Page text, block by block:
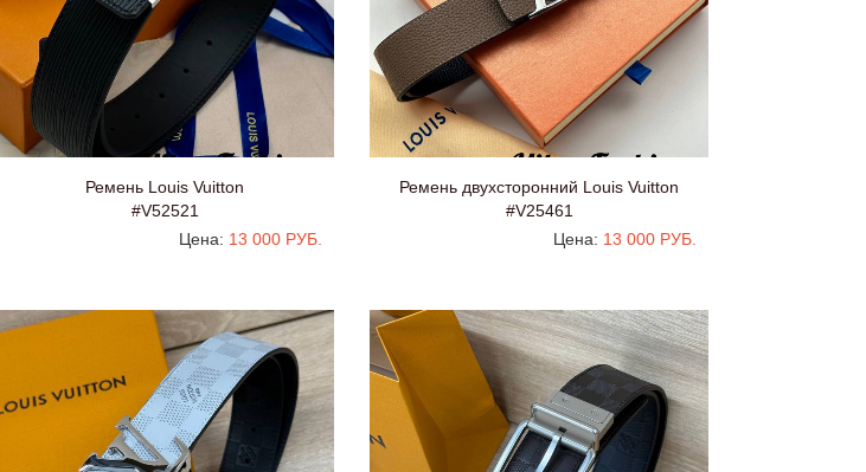
Ремень Louis Vuitton
#V52521
Цена: 13 000 РУБ.
Ремень двухсторонний Louis Vuitton
#V25461
Цена: 13 000 РУБ.